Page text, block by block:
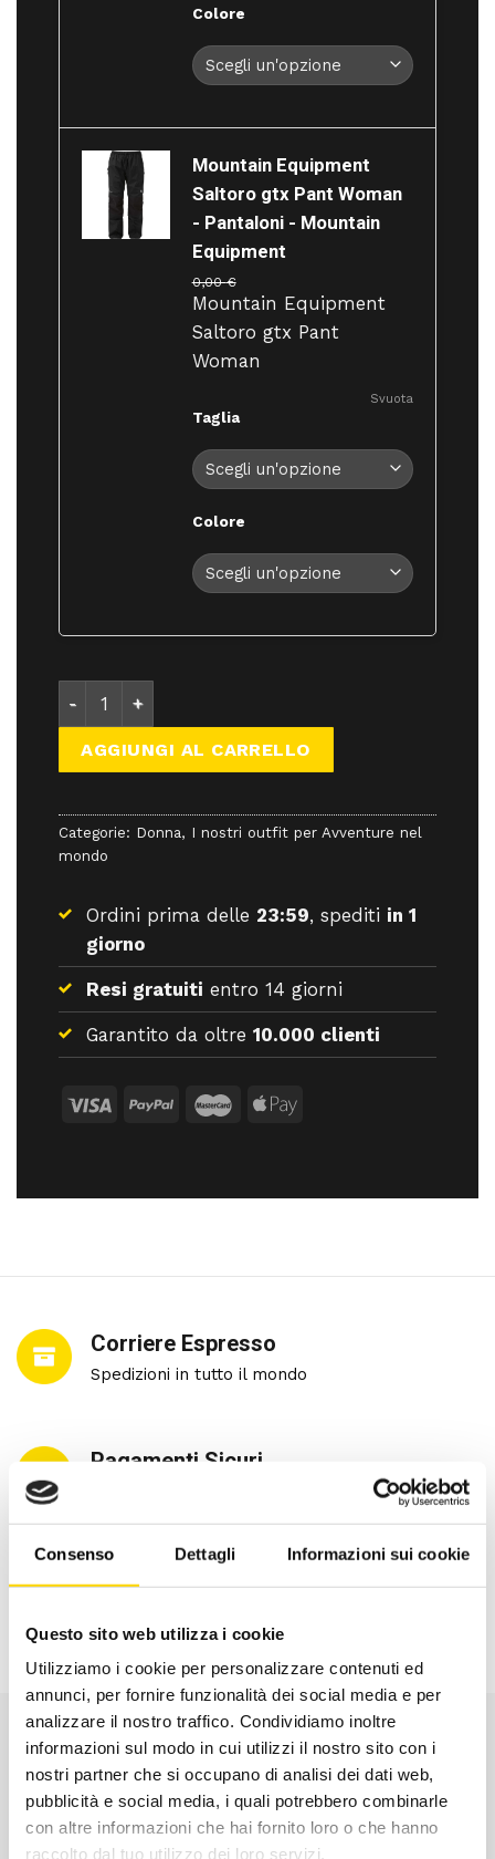
Consenso Dettagli Informazioni sui cookie
Questo sito web utilizza i cookie
Utilizziamo i cookie per personalizzare contenuti ed
annunci, per fornire funzionalità dei social media e per
analizzare il nostro traffico. Condividiamo inoltre
informazioni sul modo in cui utilizzi il nostro sito con i
nostri partner che si occupano di analisi dei dati web,
pubblicità e social media, i quali potrebbero combinarle
con altre informazioni che hai fornito loro o che hanno
raccolto dal tuo utilizzo dei loro servizi.
Colore
Mountain Equipment
Saltoro gtx Pant Woman
- Pantaloni - Mountain
Equipment
0,00€
Mountain Equipment
Saltoro gtx Pant
Woman
Taglia
Colore
Svuota
Outfit 1 – Viaggio in Nepal – Donna quantità
AGGIUNGI AL CARRELLO
Categorie: Donna, I nostri outfit per Avventure nel
mondo
Ordini prima delle 23:59, spediti in 1
giorno
Resi gratuiti entro 14 giorni
Garantito da oltre 10.000 clienti
Corriere Espresso
Spedizioni in tutto il mondo
Pagamenti Sicuri
Hai bisogno di aiuto?